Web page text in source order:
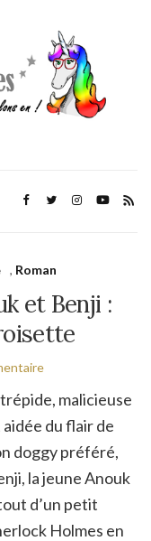
, Roman
et Benji :
malicieuse
aidée du flair de
doggy préféré,
la jeune Anouk
d’un petit
Holmes en